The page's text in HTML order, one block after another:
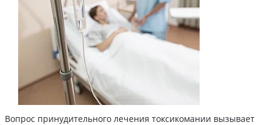
Вопрос принудительного лечения токсикомании вызывает